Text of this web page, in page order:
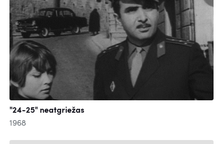
"24-25" neatgriežas
1968